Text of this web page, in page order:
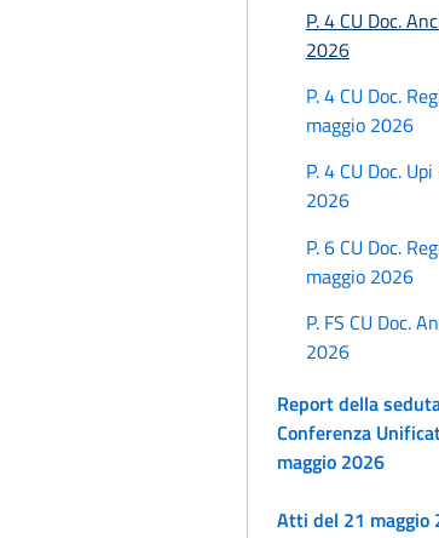
P. 4 CU Doc.
2026
P. 4 CU Doc.
maggio 2026
P. 4 CU Doc.
2026
P. 6 CU Doc.
maggio 2026
P. FS CU Doc.
2026
Report della
Conferenza
maggio 2026
Atti del 21 maggio